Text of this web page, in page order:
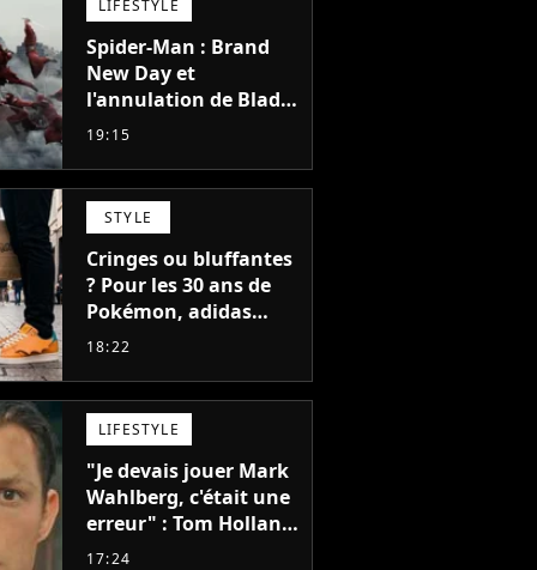
LIFESTYLE
Spider-Man : Brand
New Day et
l'annulation de Blade
montrent que Marvel
faire quoi que ce soit
de simple
19:15
STYLE
Cringes ou bluffantes
? Pour les 30 ans de
Pokémon, adidas
dévoile une énorme
et je ne sais pas quoi
en penser
18:22
LIFESTYLE
"Je devais jouer Mark
Wahlberg, c'était une
erreur" : Tom Holland,
la star de Spider-Man,
17:24